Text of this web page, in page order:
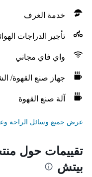
خدمة الغرف
تأجير الدراجات
واي فاي مجاني
جهاز صنع القهوة/
آلة صنع القهوة
عرض جميع وسائل الراحة
تقييمات حول
بيتش